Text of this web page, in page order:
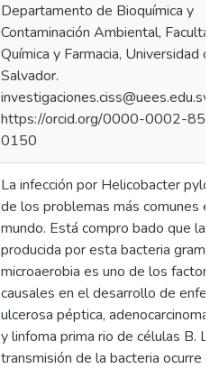
Departamento de Bioquímica y
Contaminación Ambiental,
Química y Farmacia, Universidad
Salvador.
investigaciones.ciss@uees.edu.sv,
https://orcid.org/0000-0002-
0150
La infección por Helicobacter
de los problemas más comunes
mundo. Está compro bado que la
producida por esta bacteria
microaerobia es uno de los
causales en el desarrollo de
ulcerosa péptica, adenocarcinoma
y linfoma prima rio de células B. La
transmisión de la bacteria ocurre